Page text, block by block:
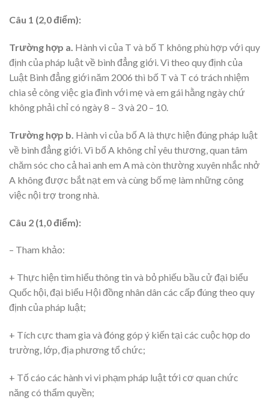
Câu 1 (2,0 điểm):
Trường hợp a. Hành vi của T và bố T không phù hợp với quy
định của pháp luật về bình đẳng giới. Vì theo quy định của
Luật Bình đẳng giới năm 2006 thì bố T và T có trách nhiệm
chia sẻ công việc gia đình với mẹ và em gái hằng ngày chứ
không phải chỉ có ngày 8 – 3 và 20 – 10.
Trường hợp b. Hành vi của bố A là thực hiện đúng pháp luật
về bình đẳng giới. Vì bố A không chỉ yêu thương, quan tâm
chăm sóc cho cả hai anh em A mà còn thường xuyên nhắc nhở
A không được bắt nạt em và cùng bố mẹ làm những công
việc nội trợ trong nhà.
Câu 2 (1,0 điểm):
– Tham khảo:
+ Thực hiện tìm hiểu thông tin và bỏ phiếu bầu cử đại biểu
Quốc hội, đại biểu Hội đồng nhân dân các cấp đúng theo quy
định của pháp luật;
+ Tích cực tham gia và đóng góp ý kiến tại các cuộc họp do
trường, lớp, địa phương tổ chức;
+ Tố cáo các hành vi vi phạm pháp luật tới cơ quan chức
năng có thẩm quyền;